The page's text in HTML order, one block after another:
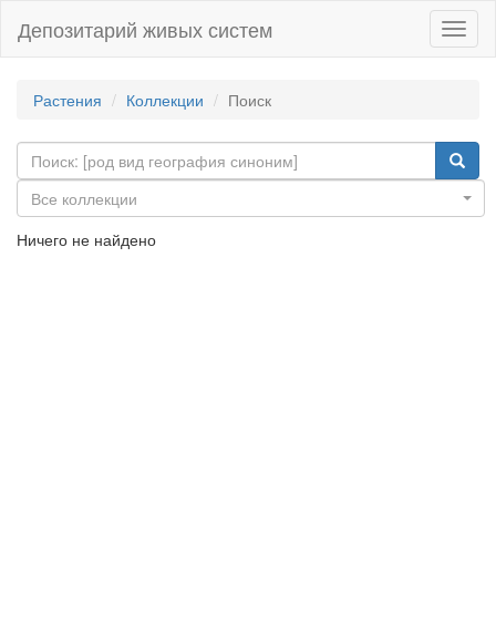
Депозитарий живых систем
Растения Коллекции Поиск
Все коллекции
Ничего не найдено